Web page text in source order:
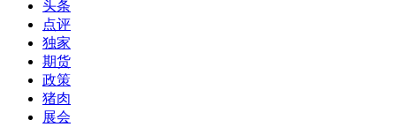
头条
点评
独家
期货
政策
猪肉
展会